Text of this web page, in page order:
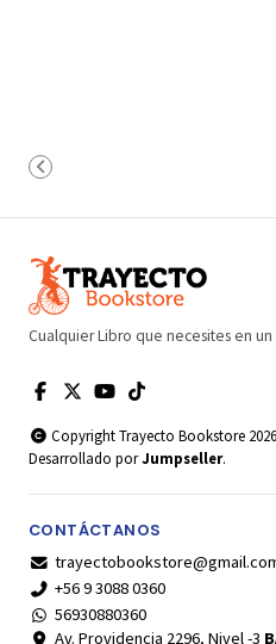
Cualquier Libro que necesites en
Copyright Trayecto Bookstore
Desarrollado porJumpseller.
CONTÁCTANOS
+56 9 3088 0360
56930880360
Av. Providencia 2296, Nivel -3